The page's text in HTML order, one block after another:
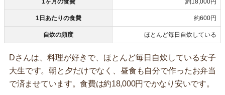
1日あたりの食費 約600円
自炊の頻度 ほとんど毎日自炊している
Dさんは、料理が好きで、ほとんど毎日自炊している女子
大生です。朝と夕だけでなく、昼食も自分で作ったお弁当
で済ませています。食費は約18,000円でかなり安いです。